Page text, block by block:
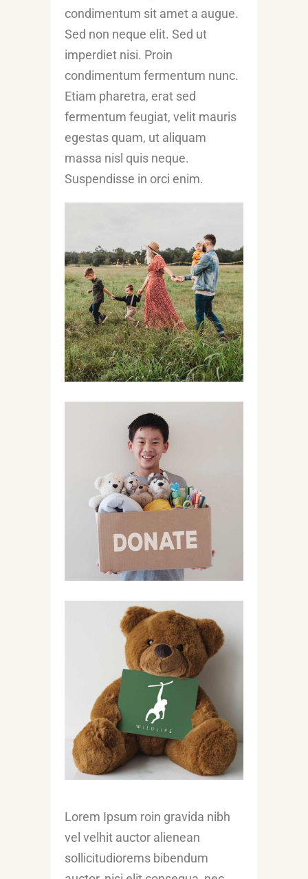
condimentum sit amet a augue.
Sed non neque elit. Sed ut
imperdiet nisi. Proin
condimentum fermentum nunc.
Etiam pharetra, erat sed
fermentum feugiat, velit mauris
egestas quam, ut aliquam
massa nisl quis neque.
Suspendisse in orci enim.
Lorem Ipsum roin gravida nibh
vel velhit auctor alienean
sollicitudiorems bibendum